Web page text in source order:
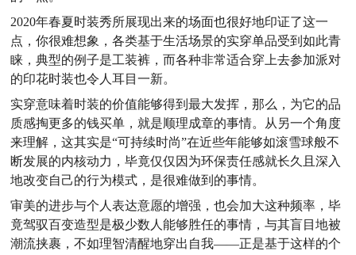
2020年春夏时装秀所展现出来的场面也很好地印证了这一
点，你很难想象，各类基于生活场景的实穿单品受到如此青
睐，典型的例子是工装裤，而各种非常适合穿上去参加派对
的印花时装也令人耳目一新。
实穿意味着时装的价值能够得到最大发挥，那么，为它的品
质感掏更多的钱买单，就是顺理成章的事情。从另一个角度
来理解，这其实是“可持续时尚”在近些年能够如滚雪球般不
断发展的内核动力，毕竟仅仅因为环保责任感就长久且深入
地改变自己的行为模式，是很难做到的事情。
审美的进步与个人表达意愿的增强，也会加大这种频率，毕
竟驾驭百变造型是极少数人能够胜任的事情，与其盲目地被
潮流挟裹，不如理智清醒地穿出自我——正是基于这样的个